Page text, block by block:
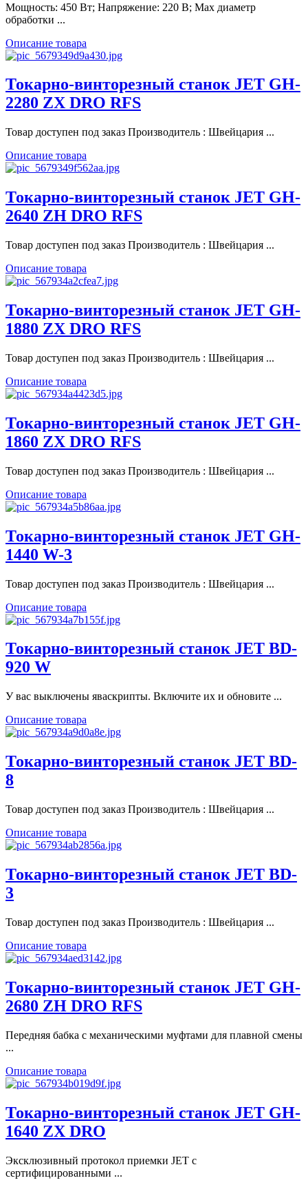
Мощность: 450 Вт; Напряжение: 220 В; Max диаметр
обработки ...
Описание товара
Токарно-винторезный станок JET GH-
2280 ZX DRO RFS
Товар доступен под заказ Производитель : Швейцария ...
Описание товара
Токарно-винторезный станок JET GH-
2640 ZH DRO RFS
Товар доступен под заказ Производитель : Швейцария ...
Описание товара
Токарно-винторезный станок JET GH-
1880 ZX DRO RFS
Товар доступен под заказ Производитель : Швейцария ...
Описание товара
Токарно-винторезный станок JET GH-
1860 ZX DRO RFS
Товар доступен под заказ Производитель : Швейцария ...
Описание товара
Токарно-винторезный станок JET GH-
1440 W-3
Товар доступен под заказ Производитель : Швейцария ...
Описание товара
Токарно-винторезный станок JET BD-
920 W
У вас выключены яваскрипты. Включите их и обновите ...
Описание товара
Токарно-винторезный станок JET BD-
8
Товар доступен под заказ Производитель : Швейцария ...
Описание товара
Токарно-винторезный станок JET BD-
3
Товар доступен под заказ Производитель : Швейцария ...
Описание товара
Токарно-винторезный станок JET GH-
2680 ZH DRO RFS
Передняя бабка с механическими муфтами для плавной смены
...
Описание товара
Токарно-винторезный станок JET GH-
1640 ZX DRO
Эксклюзивный протокол приемки JET с
сертифицированными ...